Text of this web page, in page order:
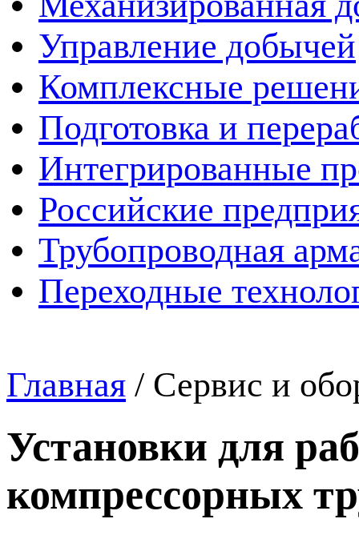
Управление добычей
Комплексные
Подготовка и
Интегрированные
Российские
Трубопроводная
Переходные
Главная / Сервис и
Установки для
компрессорных